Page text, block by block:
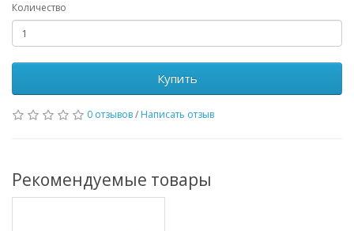
Количество
Купить
0 отзывов/ Написать отзыв
Рекомендуемые товары